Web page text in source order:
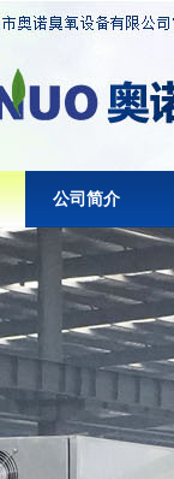
公司简介